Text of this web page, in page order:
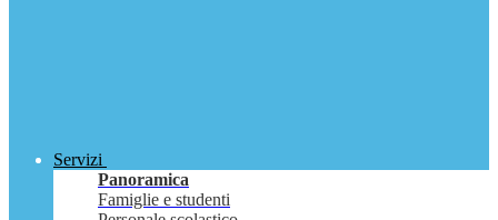
Servizi
Panoramica
Famiglie e studenti